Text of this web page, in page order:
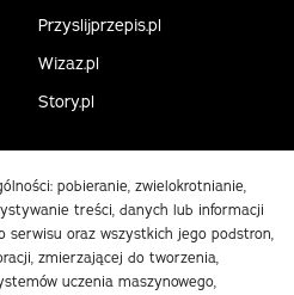
Przyslijprzepis.pl
Wizaz.pl
Story.pl
pobieranie, zwielokrotnianie,
treści, danych lub informacji
serwisu oraz wszystkich jego podstron,
zmierzającej do tworzenia,
uczenia maszynowego,